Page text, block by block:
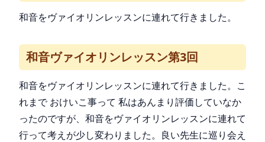
和音をヴァイオリンレッスンに連れて行きました。
和音ヴァイオリンレッスン第3回
和音をヴァイオリンレッスンに連れて行きました。こ
れまで おけいこ事って 私はあんまり評価していなか
ったのですが、和音をヴァイオリンレッスンに連れて
行って考えが少し変わりました。良い先生に巡り会え